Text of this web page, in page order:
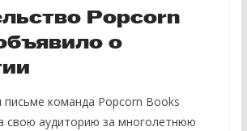
Popcorn
о
команда Popcorn Books
свою аудиторию за многолетнюю